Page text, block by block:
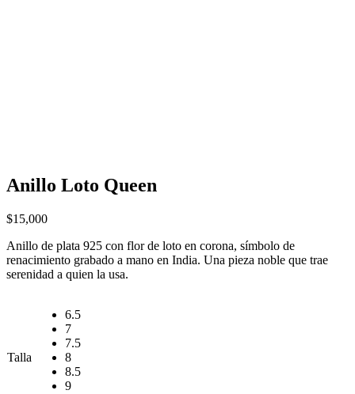
Anillo Loto Queen
$15,000
Anillo de plata 925 con flor de loto en corona, símbolo de
renacimiento grabado a mano en India. Una pieza noble que trae
serenidad a quien la usa.
Talla
6.5
7
7.5
8
8.5
9